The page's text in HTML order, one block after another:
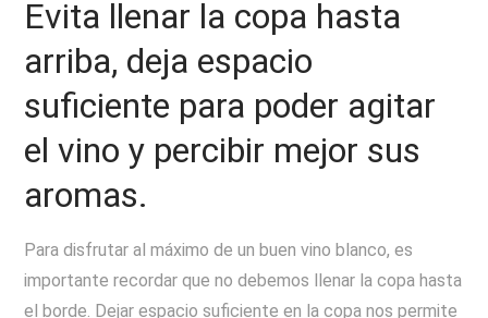
Evita llenar la copa hasta
arriba, deja espacio
suficiente para poder agitar
el vino y percibir mejor sus
aromas.
Para disfrutar al máximo de un buen vino blanco, es
importante recordar que no debemos llenar la copa hasta
el borde. Dejar espacio suficiente en la copa nos permite